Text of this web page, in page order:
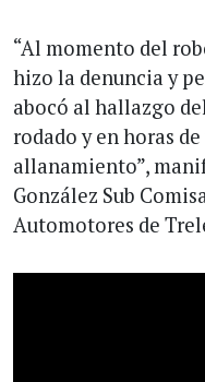
“Al momento del
hizo la denuncia y
abocó al hallazgo
rodado y en horas
allanamiento”,
González Sub
Automotores de